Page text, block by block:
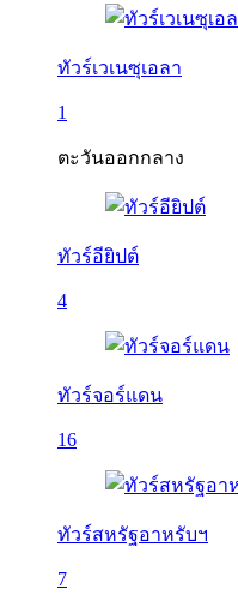
ทัวร์เวเนซุเอลา
1
ตะวันออกกลาง
ทัวร์อียิปต์
4
ทัวร์จอร์แดน
16
ทัวร์สหรัฐอาหรับฯ
7